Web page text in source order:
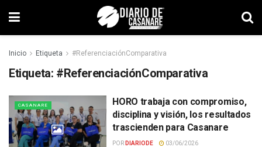
Inicio Etiqueta #ReferenciaciónComparativa
Etiqueta: #ReferenciaciónComparativa
CASANARE
HORO trabaja con compromiso,
disciplina y visión, los resultados
trascienden para Casanare
POR DIARIODE 03/06/2026